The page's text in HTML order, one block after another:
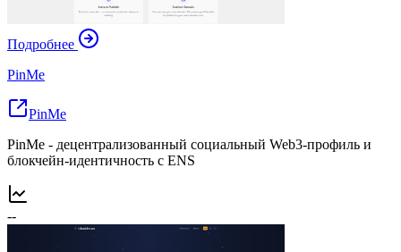
Подробнее
PinMe
PinMe
PinMe - децентрализованный социальный Web3‑профиль и
блокчейн‑идентичность с ENS
--